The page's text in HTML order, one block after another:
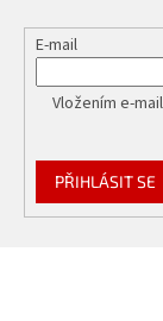
E-mail
Vložením e-
PŘIHLÁSIT SE